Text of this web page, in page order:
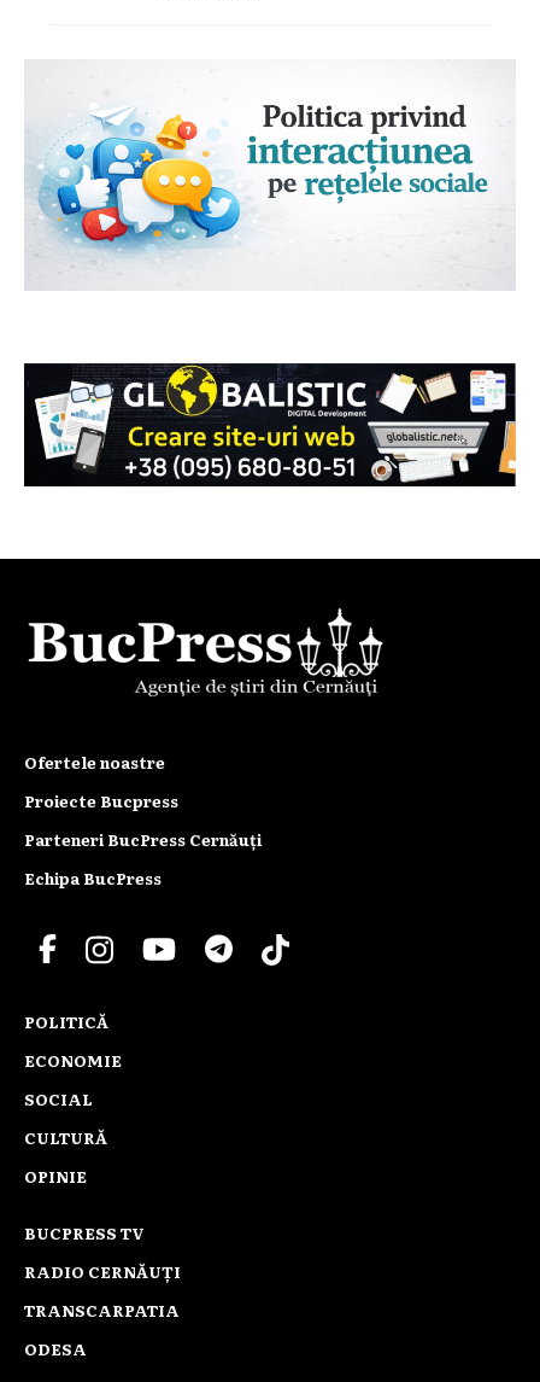
Ofertele noastre
Proiecte Bucpress
Parteneri BucPress Cernăuți
Echipa BucPress
POLITICĂ
ECONOMIE
SOCIAL
CULTURĂ
OPINIE
BUCPRESS TV
RADIO CERNĂUȚI
TRANSCARPATIA
ODESA